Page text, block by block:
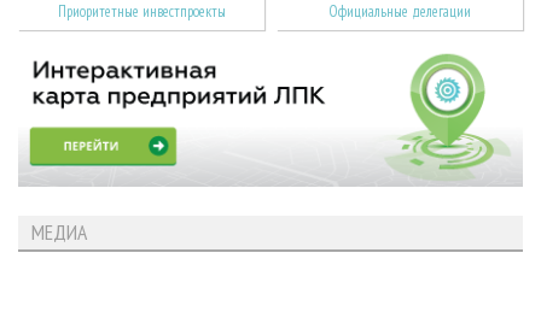
Приоритетные инвестпроекты Официальные делегации
МЕДИА